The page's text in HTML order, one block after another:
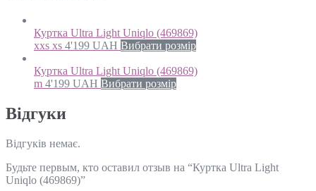
Куртка Ultra Light Uniqlo (469869)
xxs xs 4'199 UAH Вибрати розмір
Куртка Ultra Light Uniqlo (469869)
m 4'199 UAH Вибрати розмір
Відгуки
Відгуків немає.
Будьте первым, кто оставил отзыв на “Куртка Ultra Light
Uniqlo (469869)”